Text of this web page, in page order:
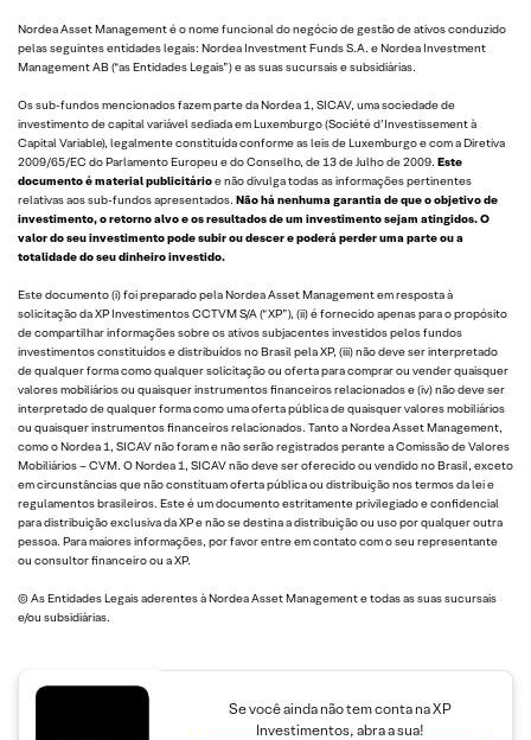
Nordea Asset Management é o nome funcional do negócio de gestão de ativos conduzido
pelas seguintes entidades legais: Nordea Investment Funds S.A. e Nordea Investment
Management AB (“as Entidades Legais”) e as suas sucursais e subsidiárias.
Os sub-fundos mencionados fazem parte da Nordea 1, SICAV, uma sociedade de
investimento de capital variável sediada em Luxemburgo (Société d’Investissement à
Capital Variable), legalmente constituída conforme as leis de Luxemburgo e com a Diretiva
2009/65/EC do Parlamento Europeu e do Conselho, de 13 de Julho de 2009. Este
documento é material publicitárioe não divulga todas as informações pertinentes
relativas aos sub-fundos apresentados. Não há nenhuma garantia de que o objetivo de
investimento, o retorno alvo e os resultados de um investimento sejam atingidos. O
valor do seu investimento pode subir ou descer e poderá perder uma parte ou a
totalidade do seu dinheiro investido.
Este documento (i) foi preparado pela Nordea Asset Management em resposta à
solicitação da XP Investimentos CCTVM S/A (“XP”), (ii) é fornecido apenas para o propósito
de compartilhar informações sobre os ativos subjacentes investidos pelos fundos
investimentos constituídos e distribuídos no Brasil pela XP, (iii) não deve ser interpretado
de qualquer forma como qualquer solicitação ou oferta para comprar ou vender quaisquer
valores mobiliários ou quaisquer instrumentos financeiros relacionados e (iv) não deve ser
interpretado de qualquer forma como uma oferta pública de quaisquer valores mobiliários
ou quaisquer instrumentos financeiros relacionados. Tanto a Nordea Asset Management,
como o Nordea 1, SICAV não foram e não serão registrados perante a Comissão de Valores
Mobiliários – CVM. O Nordea 1, SICAV não deve ser oferecido ou vendido no Brasil, exceto
em circunstâncias que não constituam oferta pública ou distribuição nos termos da lei e
regulamentos brasileiros. Este é um documento estritamente privilegiado e confidencial
para distribuição exclusiva da XP e não se destina a distribuição ou uso por qualquer outra
pessoa. Para maiores informações, por favor entre em contato com o seu representante
ou consultor financeiro ou a XP.
© As Entidades Legais aderentes à Nordea Asset Management e todas as suas sucursais
e/ou subsidiárias.
Se você ainda não tem conta na XP
Investimentos, abra a sua!